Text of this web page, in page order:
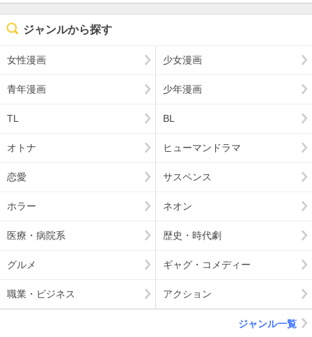
ジャンルから探す
女性漫画 少女漫画
青年漫画 少年漫画
TL BL
オトナ ヒューマンドラマ
恋愛 サスペンス
ホラー ネオン
医療・病院系 歴史・時代劇
グルメ ギャグ・コメディー
職業・ビジネス アクション
ジャンル一覧